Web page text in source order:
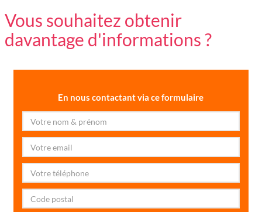
Vous souhaitez obtenir
davantage d'informations ?
En nous contactant via ce formulaire